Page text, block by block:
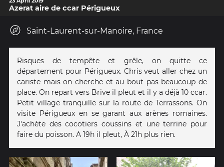
Azerat aire de ccar Périgueux
Saint-Laurent-sur-Manoire, France
Risques de tempête et grêle, on quitte ce
département pour Périgueux. Chris veut aller chez un
cariste mais on cherche et au bout pas beaucoup de
place. On repart vers Brive il pleut et il y a déjà 10 ccar.
Petit village tranquille sur la route de Terrassons. On
visite Périgueux en se garant aux arènes romaines.
J'achète des cocotiers coussins et une terrine pour
faire du poisson. A 19h il pleut, À 21h plus rien.